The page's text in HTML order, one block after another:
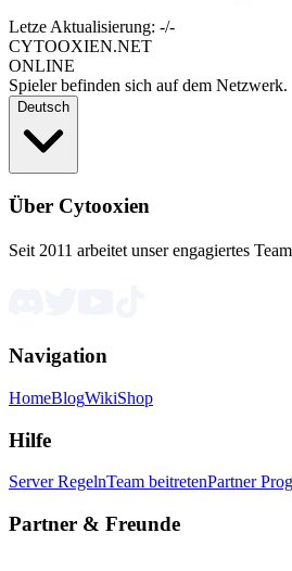
Letze Aktualisierung: -/-
CYTOOXIEN.NET
ONLINE
Spieler befinden sich auf dem Netzwerk.
Deutsch
Über Cytooxien
Seit 2011 arbeitet unser engagiertes
Navigation
HomeBlogWikiShop
Hilfe
Server RegelnTeam beitretenPartner
Partner & Freunde